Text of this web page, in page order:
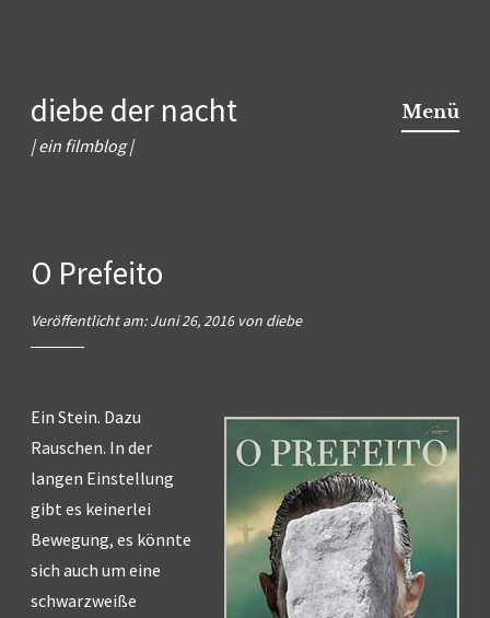
Inhalt
springen
diebe der nacht
| ein filmblog |
Menü
O Prefeito
Veröffentlicht am:Juni 26, 2016 von diebe
Ein Stein. Dazu
Rauschen. In der
langen Einstellung
gibt es keinerlei
Bewegung, es könnte
sich auch um eine
schwarzweiße